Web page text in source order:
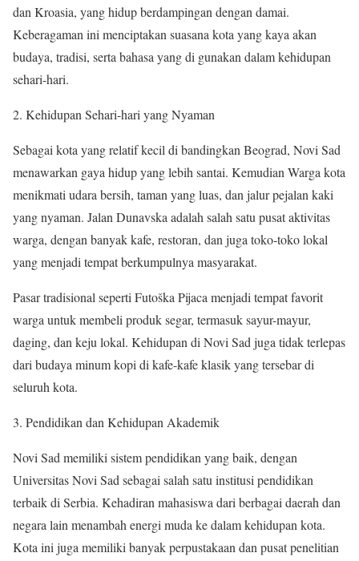
dan Kroasia, yang hidup berdampingan dengan damai.
Keberagaman ini menciptakan suasana kota yang kaya akan
budaya, tradisi, serta bahasa yang di gunakan dalam kehidupan
sehari-hari.
Kehidupan Sehari-hari yang Nyaman
Sebagai kota yang relatif kecil di bandingkan Beograd, Novi Sad
menawarkan gaya hidup yang lebih santai. Kemudian Warga kota
menikmati udara bersih, taman yang luas, dan jalur pejalan kaki
yang nyaman. Jalan Dunavska adalah salah satu pusat aktivitas
warga, dengan banyak kafe, restoran, dan juga toko-toko lokal
yang menjadi tempat berkumpulnya masyarakat.
Pasar tradisional seperti Futoška Pijaca menjadi tempat favorit
warga untuk membeli produk segar, termasuk sayur-mayur,
daging, dan keju lokal. Kehidupan di Novi Sad juga tidak terlepas
dari budaya minum kopi di kafe-kafe klasik yang tersebar di
seluruh kota.
Pendidikan dan Kehidupan Akademik
Novi Sad memiliki sistem pendidikan yang baik, dengan
Universitas Novi Sad sebagai salah satu institusi pendidikan
terbaik di Serbia. Kehadiran mahasiswa dari berbagai daerah dan
negara lain menambah energi muda ke dalam kehidupan kota.
Kota ini juga memiliki banyak perpustakaan dan pusat penelitian